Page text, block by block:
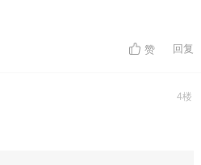
赞 回复
4楼